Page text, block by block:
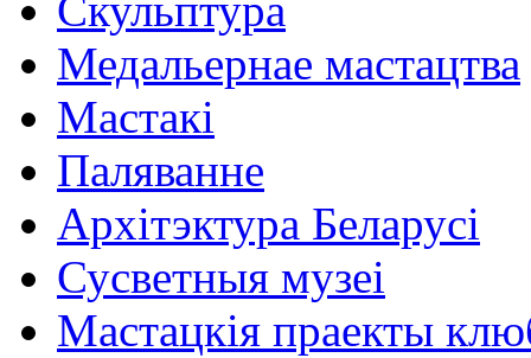
Скульптура
Медальернае мастацтва
Мастакі
Паляванне
Архітэктура Беларусі
Сусветныя музеі
Мастацкія праекты